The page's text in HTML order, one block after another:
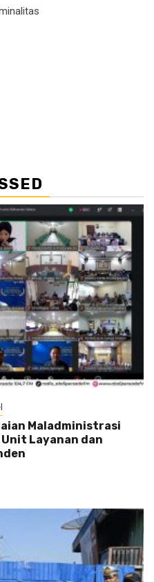
Maladministrasi
Unit Layanan dan